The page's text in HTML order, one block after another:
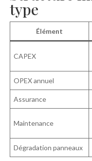
type
Élément
CAPEX
OPEX annuel
Assurance
Maintenance
Dégradation panneaux